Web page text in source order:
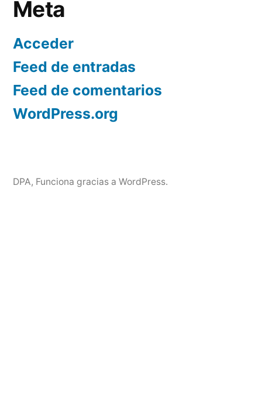
Meta
Acceder
Feed de entradas
Feed de comentarios
WordPress.org
DPA, Funciona gracias a WordPress.